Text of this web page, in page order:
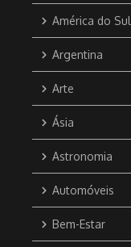
América do Sul
Argentina
Arte
Ásia
Astronomia
Automóveis
Bem-Estar